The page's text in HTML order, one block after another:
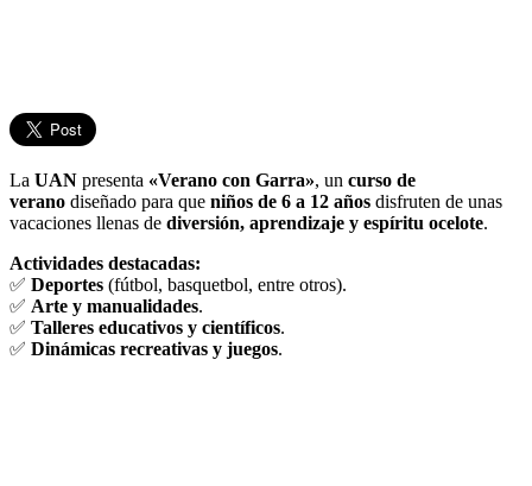
La UAN presenta «Verano con Garra», un curso de
verano diseñado para que niños de 6 a 12 años disfruten de unas
vacaciones llenas de diversión, aprendizaje y espíritu ocelote.
Actividades destacadas:
✅ Deportes (fútbol, basquetbol, entre otros).
✅ Arte y manualidades.
✅ Talleres educativos y científicos.
✅ Dinámicas recreativas y juegos.